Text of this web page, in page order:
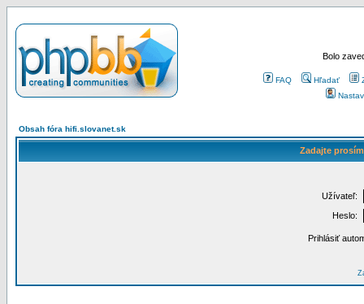
Bolo
FAQ Hľadať
Obsah fóra hifi.slovanet.sk
Zadajte
Užívateľ:
Heslo:
Prihlásiť